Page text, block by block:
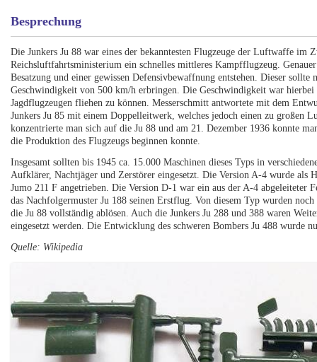
Besprechung
Die Junkers Ju 88 war eines der bekanntesten Flugzeuge der Luftwaffe im
Reichsluftfahrtsministerium ein schnelles mittleres Kampfflugzeug.
Besatzung und einer gewissen Defensivbewaffnung entstehen. Dieser
Geschwindigkeit von 500 km/h erbringen. Die Geschwindigkeit war
Jagdflugzeugen fliehen zu können. Messerschmitt antwortete mit dem
Junkers Ju 85 mit einem Doppelleitwerk, welches jedoch einen zu großen
konzentrierte man sich auf die Ju 88 und am 21. Dezember 1936 konnte
die Produktion des Flugzeugs beginnen konnte.
Insgesamt sollten bis 1945 ca. 15.000 Maschinen dieses Typs in
Aufklärer, Nachtjäger und Zerstörer eingesetzt. Die Version A-4 wurde
Jumo 211 F angetrieben. Die Version D-1 war ein aus der A-4 abgeleiteter
das Nachfolgermuster Ju 188 seinen Erstflug. Von diesem Typ wurden
die Ju 88 vollständig ablösen. Auch die Junkers Ju 288 und 388 waren
eingesetzt werden. Die Entwicklung des schweren Bombers Ju 488 wurde
Quelle: Wikipedia